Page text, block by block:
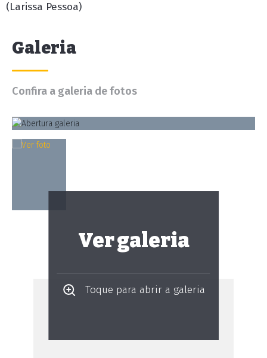
(Larissa Pessoa)
Galeria
Confira a galeria de fotos
Ver galeria
Toque para abrir a galeria